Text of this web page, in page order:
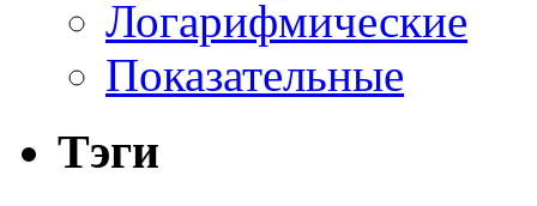
Логарифмические
Показательные
Тэги